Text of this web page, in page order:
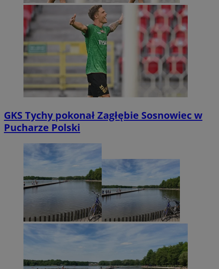
GKS Tychy pokonał Zagłębie Sosnowiec w
Pucharze Polski